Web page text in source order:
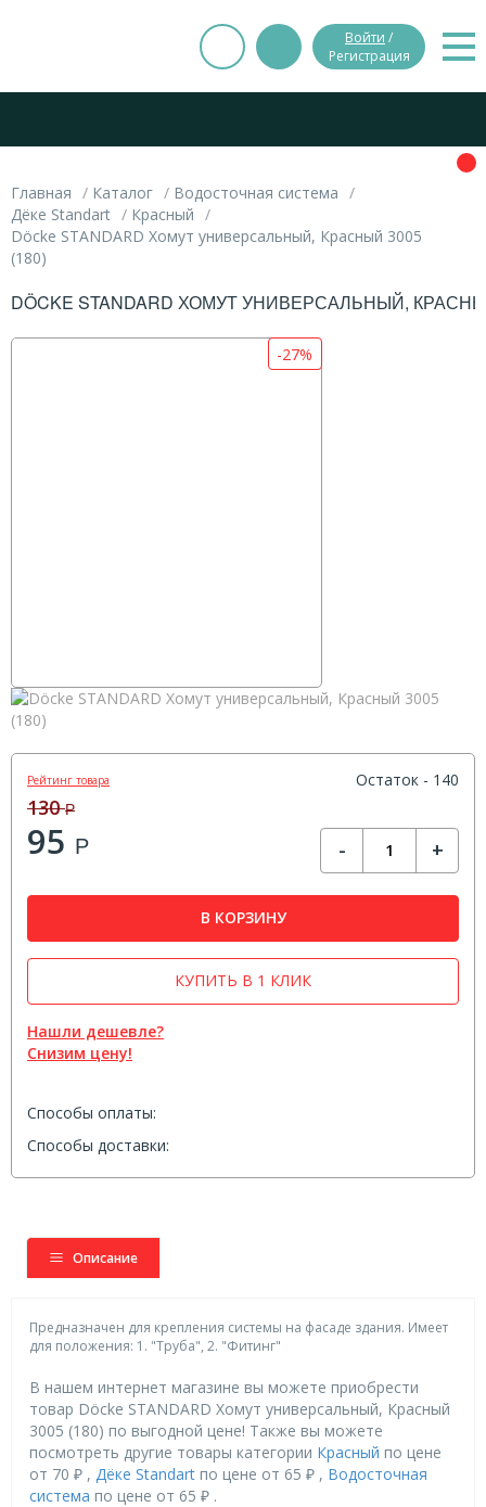
Войти /
Регистрация
Главная Каталог
Водосточная система
Дёке Standart
Красный
Döcke STANDARD Хомут универсальный, Красный 3005
(180)
DÖCKE STANDARD ХОМУТ УНИВЕРСАЛЬНЫЙ,
-27%
Рейтинг товара Остаток - 140
130Р
95 Р - +
В КОРЗИНУ
Нашли дешевле?
Снизим цену!
КУПИТЬ В 1 КЛИК
Способы оплаты:
Способы доставки:
Описание
Предназначен для крепления системы на фасаде здания. Имеет
для положения: 1. "Труба", 2. "Фитинг"
В нашем интернет магазине вы можете приобрести
товар Döcke STANDARD Хомут универсальный, Красный
3005 (180) по выгодной цене! Также вы можете
посмотреть другие товары категории Красный по цене
от 70 ₽ , Дёке Standart по цене от 65 ₽ , Водосточная
система по цене от 65 ₽ .